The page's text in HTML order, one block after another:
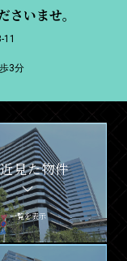
いませ。
11
3分
見た物件
一覧を表示